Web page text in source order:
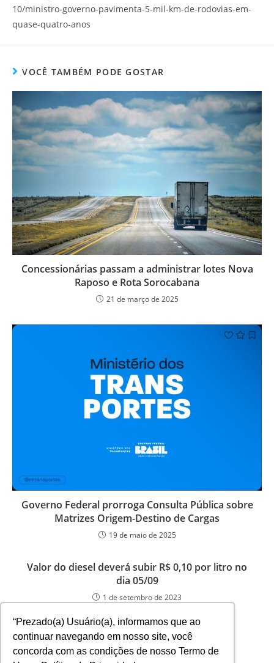
“Prezado(a) Usuário(a), informamos que ao
continuar navegando em nosso site, você
concorda com as condições de nosso Termo de
10/ministro-governo-pavimenta-5-mil-km-de-rodovias-em-
quase-quatro-anos
VOCÊ TAMBÉM PODE GOSTAR
Concessionárias passam a administrar lotes Nova
Raposo e Rota Sorocabana
21 de março de 2025
Governo Federal prorroga Consulta Pública sobre
Matrizes Origem-Destino de Cargas
19 de maio de 2025
Valor do diesel deverá subir R$ 0,10 por litro no
dia 05/09
1 de setembro de 2023